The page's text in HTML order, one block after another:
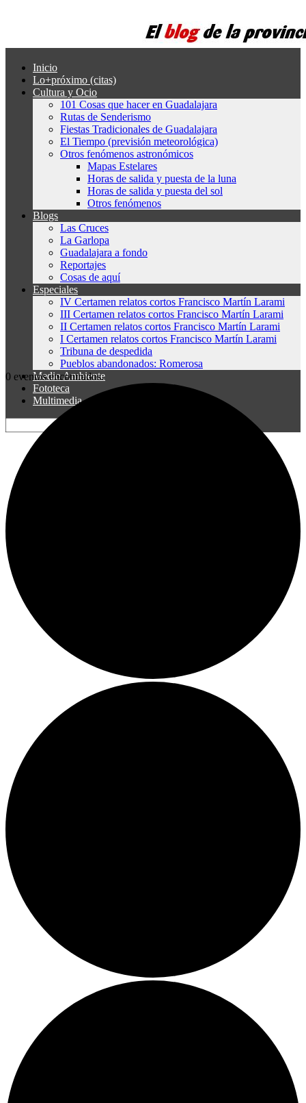
Inicio
Lo+próximo (citas)
Cultura y Ocio
101 Cosas que hacer en Guadalajara
Rutas de Senderismo
Fiestas Tradicionales de Guadalajara
El Tiempo (previsión meteorológica)
Otros fenómenos astronómicos
Mapas Estelares
Horas de salida y puesta de la luna
Horas de salida y puesta del sol
Otros fenómenos
Blogs
Las Cruces
La Garlopa
Guadalajara a fondo
Reportajes
Cosas de aquí
Especiales
IV Certamen relatos cortos Francisco Martín Larami
III Certamen relatos cortos Francisco Martín Larami
II Certamen relatos cortos Francisco Martín Larami
I Certamen relatos cortos Francisco Martín Larami
Tribuna de despedida
Pueblos abandonados: Romerosa
Medio Ambiente
Fototeca
Multimedia
0 eventos encontrados.